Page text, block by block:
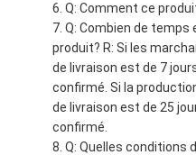
Q: Comment ce
Q: Combien de temps
produit? R: Si les
de livraison est de 7
confirmé. Si la
de livraison est de 25
confirmé.
Q: Quelles conditions